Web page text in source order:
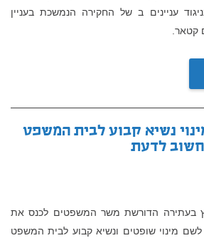
עניינים ב של החקירה הנמשכת בעניין
קטאר.
נשיא קבוע לבית המשפט
לדעת
2024 דן בג"ץ בעתירה הדורשת משר המשפטים לכנס את
מינוי שופטים ונשיא קבוע לבית המשפט